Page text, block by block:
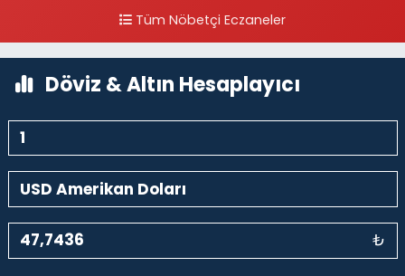
kalaycıbahçe Meydana DoğruTüm Nöbetçi Eczaneler
Döviz & Altın Hesaplayıcı
₺